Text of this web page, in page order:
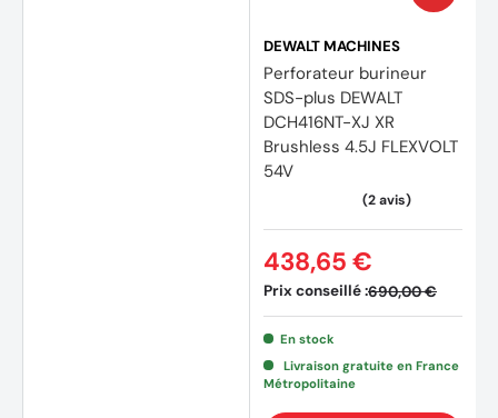
Source d’alimentation : Filaire
Capacité maximale de perçage (métal) : 13 mm
Alimentation électrique : 800 W
1 mandrin changement rapide 13 mm
DEWALT MACHINES
Perforateur burineur
SDS-plus DEWALT
DCH416NT-XJ XR
Brushless 4.5J FLEXVOLT
54V
Prix conseillé :690,00 €
438,65 €
En stock
Livraison gratuite en France
Métropolitaine